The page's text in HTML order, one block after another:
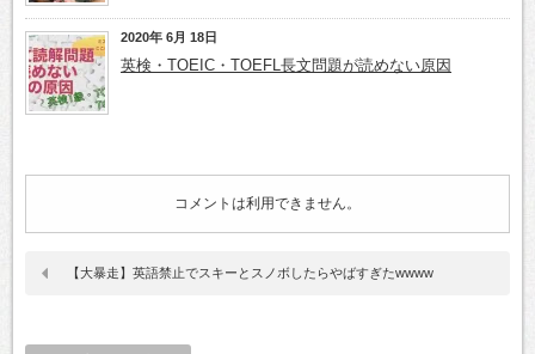
2020年 6月 18日
英検・TOEIC・TOEFL長文問題が読めない原因
コメントは利用できません。
【大暴走】英語禁止でスキーとスノボしたらやばすぎたwwww